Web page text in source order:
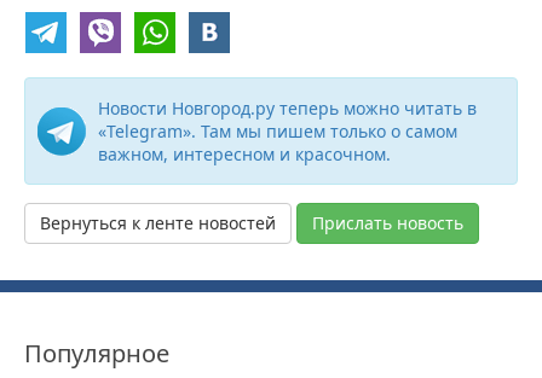
Новости Новгород.ру теперь можно читать в
«Telegram». Там мы пишем только о самом
важном, интересном и красочном.
Вернуться к ленте новостей Прислать новость
Популярное